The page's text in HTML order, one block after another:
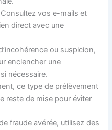
Consultez vos e-mails et
direct avec une
ou suspicion,
enclencher une
nécessaire.
ce type de prélèvement
reste de mise pour éviter
fraude avérée, utilisez des